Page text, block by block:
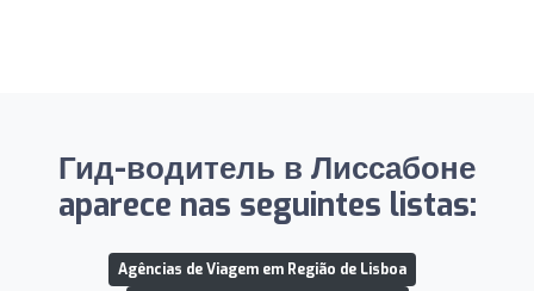
Гид-водитель в Лиссабоне
aparece nas seguintes listas:
Agências de Viagem em Região de Lisboa